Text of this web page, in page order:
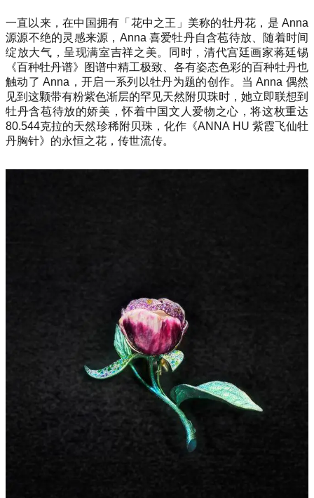
一直以来，在中国拥有「花中之王」美称的牡丹花，是 Anna
源源不绝的灵感来源，Anna 喜爱牡丹自含苞待放、随着时间
绽放大气，呈现满室吉祥之美。同时，清代宫廷画家蒋廷锡
《百种牡丹谱》图谱中精工极致、各有姿态色彩的百种牡丹也
触动了 Anna，开启一系列以牡丹为题的创作。当 Anna 偶然
见到这颗带有粉紫色渐层的罕见天然附贝珠时，她立即联想到
牡丹含苞待放的娇美，怀着中国文人爱物之心，将这枚重达
80.544克拉的天然珍稀附贝珠，化作《ANNA HU 紫霞飞仙牡
丹胸针》的永恒之花，传世流传。